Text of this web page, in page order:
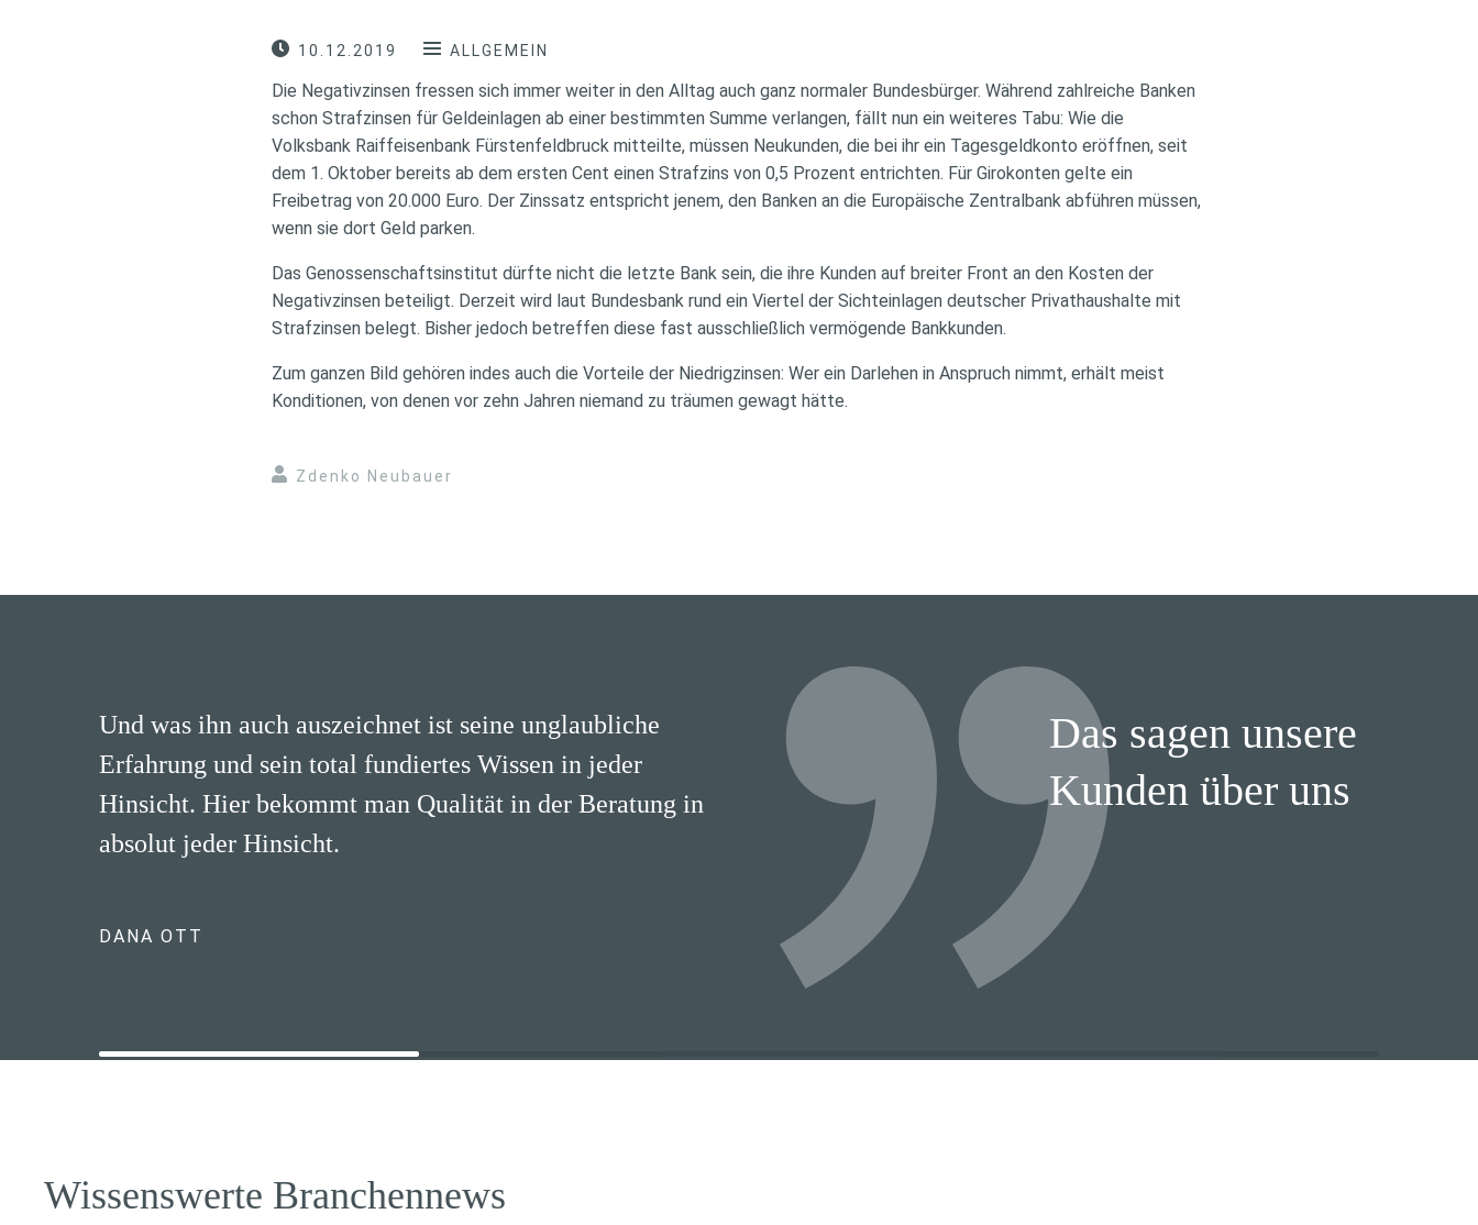
10.12.2019 ALLGEMEIN
Die Negativzinsen fressen sich immer weiter in den Alltag auch ganz normaler Bundesbürger. Während zahlreiche Banken
schon Strafzinsen für Geldeinlagen ab einer bestimmten Summe verlangen, fällt nun ein weiteres Tabu: Wie die
Volksbank Raiffeisenbank Fürstenfeldbruck mitteilte, müssen Neukunden, die bei ihr ein Tagesgeldkonto eröffnen, seit
dem 1. Oktober bereits ab dem ersten Cent einen Strafzins von 0,5 Prozent entrichten. Für Girokonten gelte ein
Freibetrag von 20.000 Euro. Der Zinssatz entspricht jenem, den Banken an die Europäische Zentralbank abführen müssen,
wenn sie dort Geld parken.
Das Genossenschaftsinstitut dürfte nicht die letzte Bank sein, die ihre Kunden auf breiter Front an den Kosten der
Negativzinsen beteiligt. Derzeit wird laut Bundesbank rund ein Viertel der Sichteinlagen deutscher Privathaushalte mit
Strafzinsen belegt. Bisher jedoch betreffen diese fast ausschließlich vermögende Bankkunden.
Zum ganzen Bild gehören indes auch die Vorteile der Niedrigzinsen: Wer ein Darlehen in Anspruch nimmt, erhält meist
Konditionen, von denen vor zehn Jahren niemand zu träumen gewagt hätte.
Zdenko Neubauer
Das sagen unsere
Kunden über uns
Und was ihn auch auszeichnet ist seine unglaubliche
Erfahrung und sein total fundiertes Wissen in jeder
Hinsicht. Hier bekommt man Qualität in der Beratung in
absolut jeder Hinsicht.
DANA OTT
Wissenswerte Branchennews